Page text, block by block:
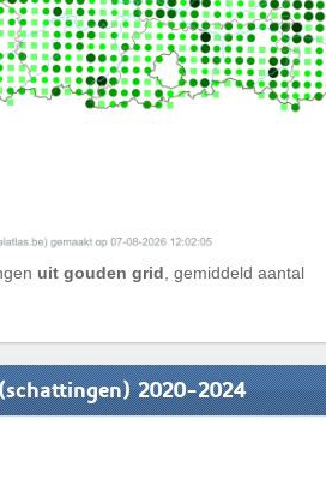
uit gouden grid, gemiddeld aantal
2020-2024